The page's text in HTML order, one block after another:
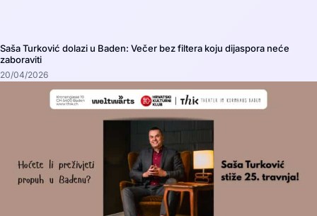
Saša Turković dolazi u Baden: Večer bez filtera koju dijaspora neće
zaboraviti
20/04/2026